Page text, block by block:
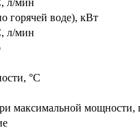
горячей воде), кВт
л/мин
°C
максимальной мощности,